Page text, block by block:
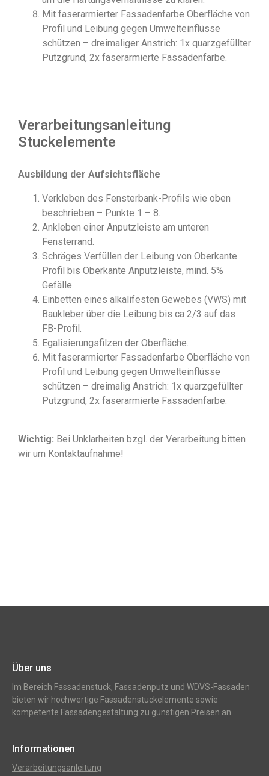
Mit faserarmierter Fassadenfarbe Oberfläche von
Profil und Leibung gegen Umwelteinflüsse
schützen – dreimaliger Anstrich: 1x quarzgefüllter
Putzgrund, 2x faserarmierte Fassadenfarbe.
Verarbeitungsanleitung
Stuckelemente
Ausbildung der Aufsichtsfläche
Verkleben des Fensterbank-Profils wie oben
beschrieben – Punkte 1 – 8.
Ankleben einer Anputzleiste am unteren
Fensterrand.
Schräges Verfüllen der Leibung von Oberkante
Profil bis Oberkante Anputzleiste, mind. 5%
Gefälle.
Einbetten eines alkalifesten Gewebes (VWS) mit
Baukleber über die Leibung bis ca 2/3 auf das
FB-Profil.
Egalisierungsfilzen der Oberfläche.
Mit faserarmierter Fassadenfarbe Oberfläche von
Profil und Leibung gegen Umwelteinflüsse
schützen – dreimalig Anstrich: 1x quarzgefüllter
Putzgrund, 2x faserarmierte Fassadenfarbe.
Wichtig: Bei Unklarheiten bzgl. der Verarbeitung bitten
wir um Kontaktaufnahme!
Über uns
Im Bereich Fassadenstuck, Fassadenputz und WDVS-Fassaden
bieten wir hochwertige Fassadenstuckelemente sowie
kompetente Fassadengestaltung zu günstigen Preisen an.
Informationen
Verarbeitungsanleitung